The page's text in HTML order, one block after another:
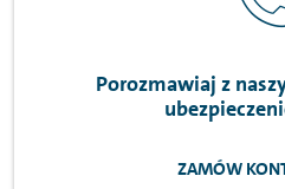
Porozmawiaj z
ZAMÓW